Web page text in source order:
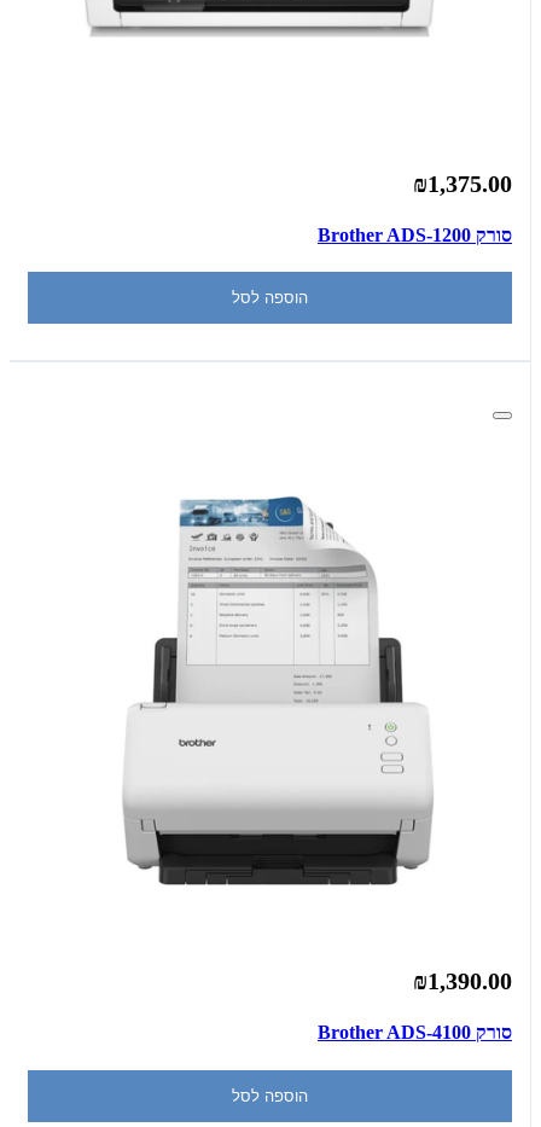
₪1,375.00
סורק Brother ADS-1200
הוספה לסל
₪1,390.00
סורק Brother ADS-4100
הוספה לסל